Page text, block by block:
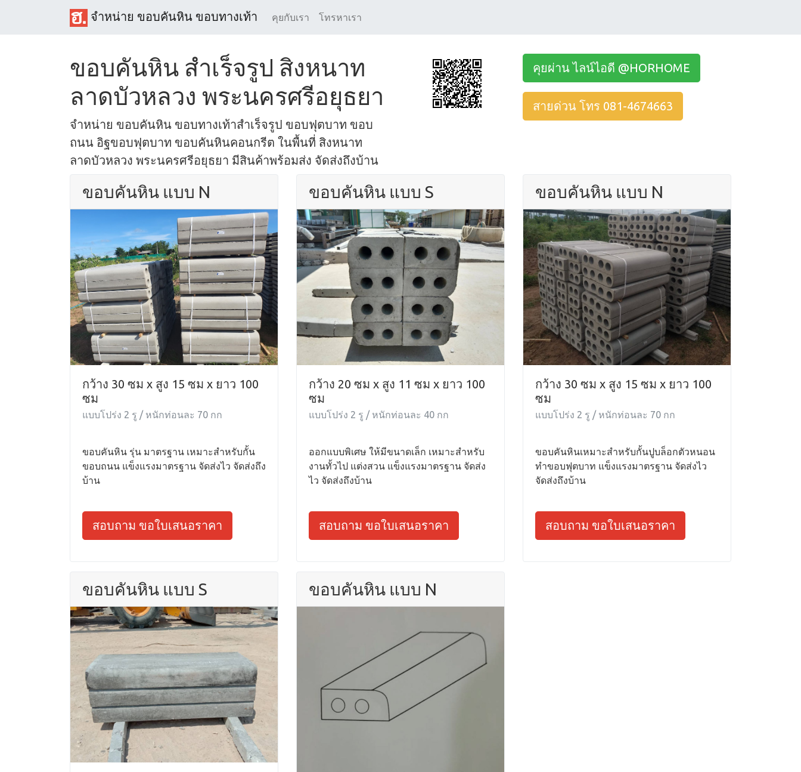
จำหน่าย ขอบคันหิน ขอบทางเท้า คุยกับเรา โทรหาเรา
ขอบคันหิน สำเร็จรูป สิงหนาท
ลาดบัวหลวง พระนครศรีอยุธยา
จำหน่าย ขอบคันหิน ขอบทางเท้าสำเร็จรูป ขอบฟุตบาท ขอบ
ถนน อิฐขอบฟุตบาท ขอบคันหินคอนกรีต ในพื้นที่ สิงหนาท
ลาดบัวหลวง พระนครศรีอยุธยา มีสินค้าพร้อมส่ง จัดส่งถึงบ้าน
คุยผ่าน ไลน์ไอดี @HORHOME
สายด่วน โทร 081-4674663
ขอบคันหิน แบบ N
กว้าง 30 ซม x สูง 15 ซม x ยาว 100
ซม
แบบโปร่ง 2 รู / หนักท่อนละ 70 กก
ขอบคันหิน รุ่น มาตรฐาน เหมาะสำหรับกั้น
ขอบถนน แข็งแรงมาตรฐาน จัดส่งไว จัดส่งถึง
บ้าน
สอบถาม ขอใบเสนอราคา
ขอบคันหิน แบบ S
กว้าง 20 ซม x สูง 11 ซม x ยาว 100
ซม
แบบโปร่ง 2 รู / หนักท่อนละ 40 กก
ออกแบบพิเศษ ให้มีขนาดเล็ก เหมาะสำหรับ
งานทั้วไป แต่งสวน แข็งแรงมาตรฐาน จัดส่ง
ไว จัดส่งถึงบ้าน
สอบถาม ขอใบเสนอราคา
ขอบคันหิน แบบ N
กว้าง 30 ซม x สูง 15 ซม x ยาว 100
ซม
แบบโปร่ง 2 รู / หนักท่อนละ 70 กก
ขอบคันหินเหมาะสำหรับกั้นปูบล็อกตัวหนอน
ทำขอบฟุตบาท แข็งแรงมาตรฐาน จัดส่งไว
จัดส่งถึงบ้าน
สอบถาม ขอใบเสนอราคา
ขอบคันหิน แบบ S ขอบคันหิน แบบ N